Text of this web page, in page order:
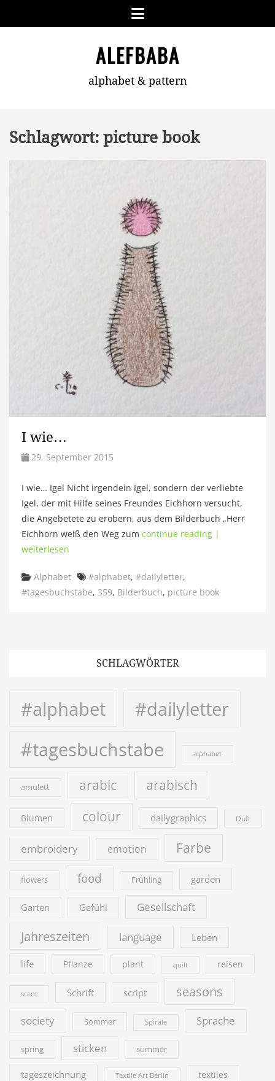
Menu
ALEFBABA
alphabet & pattern
Schlagwort: picture book
I wie…
29. September 2015
I wie… Igel Nicht irgendein Igel, sondern der verliebte
Igel, der mit Hilfe seines Freundes Eichhorn versucht,
die Angebetete zu erobern, aus dem Bilderbuch „Herr
Eichhorn weiß den Weg zum continue reading |
weiterlesen
Categories
Alphabet Tags
#alphabet, #dailyletter,
#tagesbuchstabe, 359, Bilderbuch, picture book
SCHLAGWÖRTER
#alphabet
#dailyletter
#tagesbuchstabe
alphabet
amulett arabic arabisch
Blumen colour dailygraphics Duft
embroidery emotion Farbe
flowers food Frühling garden
Garten Gefühl Gesellschaft
Jahreszeiten language Leben
life Pflanze plant quilt reisen
scent Schrift script seasons
society Sommer Spirale Sprache
spring sticken summer
tageszeichnung Textile Art Berlin textiles